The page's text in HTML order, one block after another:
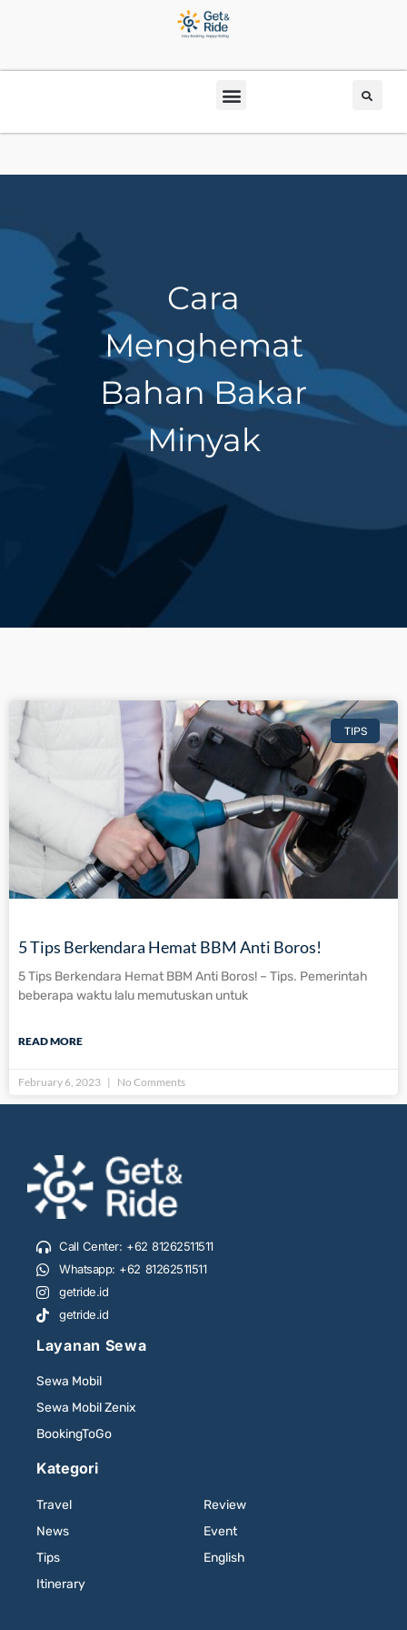
Cara
Menghemat
Bahan Bakar
Minyak
TIPS
5 Tips Berkendara Hemat BBM Anti Boros​!
5 Tips Berkendara Hemat BBM Anti Boros​! – Tips. Pemerintah
beberapa waktu lalu memutuskan untuk
READ MORE
February 6, 2023 No Comments
Call Center: +62 81262511511
Whatsapp: +62 81262511511
getride.id
getride.id
Layanan Sewa
Sewa Mobil
Sewa Mobil Zenix
BookingToGo
Kategori
Travel
News
Tips
Itinerary
Review
Event
English